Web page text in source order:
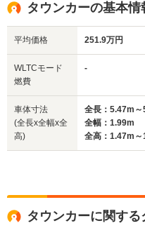
サイズ
(全長x全幅x全高)
WLTCモード
燃費
-m
-
タウンカーの基本情
平均価格 251.9万円
WLTCモード
燃費
-
車体寸法
(全長x全幅x全
高)
全長：5.47m～
全幅：1.99m
全高：1.47m～
タウンカーに関す